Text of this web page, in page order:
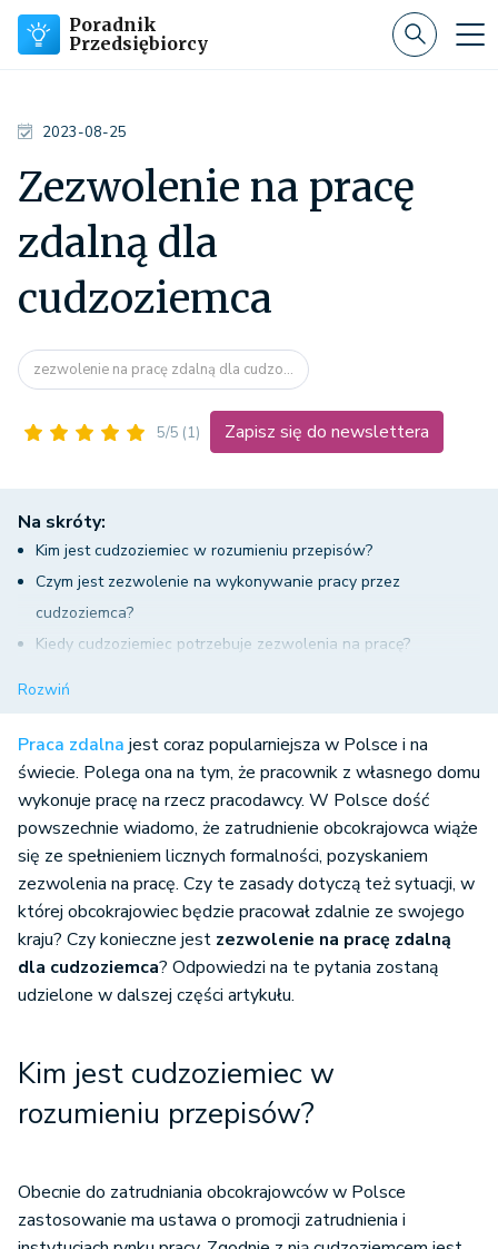
Poradnik
Przedsiębiorcy
2023-08-25
Zezwolenie na pracę
zdalną dla
cudzoziemca
zezwolenie na pracę zdalną dla cudzo...
5/5 (1) Zapisz się do newslettera
Na skróty:
Kim jest cudzoziemiec w rozumieniu przepisów?
Czym jest zezwolenie na wykonywanie pracy przez
cudzoziemca?
Kiedy cudzoziemiec potrzebuje zezwolenia na pracę?
Podsumowanie - zezwolenie na pracę zdalną dla cudzoziemca
Rozwiń
Praca zdalna jest coraz popularniejsza w Polsce i na
świecie. Polega ona na tym, że pracownik z własnego domu
wykonuje pracę na rzecz pracodawcy. W Polsce dość
powszechnie wiadomo, że zatrudnienie obcokrajowca wiąże
się ze spełnieniem licznych formalności, pozyskaniem
zezwolenia na pracę. Czy te zasady dotyczą też sytuacji, w
której obcokrajowiec będzie pracował zdalnie ze swojego
kraju? Czy konieczne jest zezwolenie na pracę zdalną
dla cudzoziemca? Odpowiedzi na te pytania zostaną
udzielone w dalszej części artykułu.
Kim jest cudzoziemiec w
rozumieniu przepisów?
Obecnie do zatrudniania obcokrajowców w Polsce
zastosowanie ma ustawa o promocji zatrudnienia i